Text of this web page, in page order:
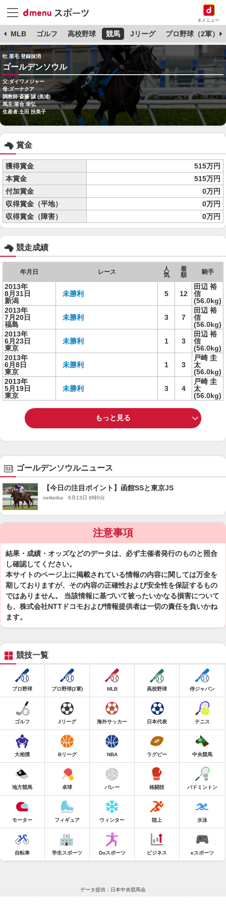
dメニュー
MLB ゴルフ 高校野球 競馬 Jリーグ プロ野球（2軍）
牡 栗毛 登録抹消
ゴールデンソウル
父:ダイワメジャー
母:ズーナクア
調教師:斎藤 誠 (美浦)
馬主:落合 幸弘
生産者:土田 扶美子
賞金
獲得賞金
515万円
本賞金
515万円
付加賞金
0万円
収得賞金（平地）
0万円
収得賞金（障害）
0万円
競走成績
年月日 レース
人
気
着
順
騎手
2013年
8月31日
新潟
未勝利 5 12
田辺 裕
信
(56.0kg)
2013年
7月20日
福島
未勝利 3 7
田辺 裕
信
(56.0kg)
2013年
6月23日
東京
未勝利 1 3
田辺 裕
信
(56.0kg)
2013年
6月8日
東京
未勝利 1 3
戸崎 圭
太
(56.0kg)
2013年
5月19日
東京
未勝利 3 4
戸崎 圭
太
(56.0kg)
もっと見る
ゴールデンソウルニュース
【今日の注目ポイント】函館SSと東京JS
netkeiba 6月13日 6時0分
注意事項
結果・成績・オッズなどのデータは、必ず主催者発行のものと照合
し確認してください。
本サイトのページ上に掲載されている情報の内容に関しては万全を
期しておりますが、その内容の正確性および安全性を保証するもの
ではありません。 当該情報に基づいて被ったいかなる損害について
も、株式会社NTTドコモおよび情報提供者は一切の責任を負いかね
ます。
競技一覧
プロ野球 プロ野球(2軍) MLB 高校野球 侍ジャパン
ゴルフ Jリーグ 海外サッカー 日本代表 テニス
大相撲 Bリーグ NBA ラグビー 中央競馬
地方競馬 卓球 バレー 格闘技 バドミントン
モーター フィギュア ウィンター 陸上 水泳
自転車 学生スポーツ Doスポーツ ビジネス eスポーツ
データ提供：日本中央競馬会